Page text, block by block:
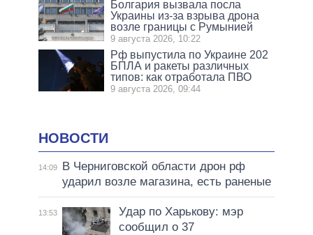
Болгария вызвала посла
Украины из-за взрыва дрона
возле границы с Румынией
9 августа 2026, 10:22
Рф выпустила по Украине 202
БПЛА и ракеты различных
типов: как отработала ПВО
9 августа 2026, 09:44
НОВОСТИ
14:09
В Черниговской области дрон рф
ударил возле магазина, есть раненые
13:53
Удар по Харькову: мэр
сообщил о 37